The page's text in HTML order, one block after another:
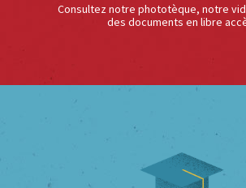
Consultez notre phototèque, notre
des documents en libre